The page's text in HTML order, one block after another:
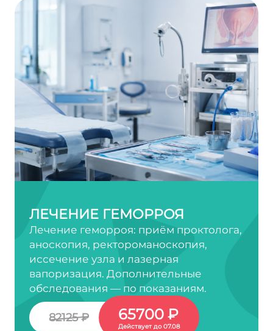
ЛЕЧЕНИЕ ГЕМОРРОЯ
Лечение геморроя: приём проктолога,
аноскопия, ректороманоскопия,
иссечение узла и лазерная
вапоризация. Дополнительные
обследования — по показаниям.
82125 ₽ 65700 ₽
Действует до 07.08